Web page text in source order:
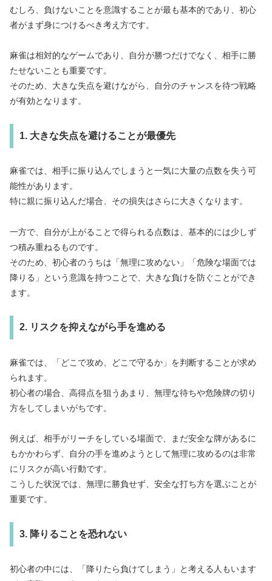
むしろ、負けないことを意識することが最も基本的であり、初心
者がまず身につけるべき考え方です。
麻雀は相対的なゲームであり、自分が勝つだけでなく、相手に勝
たせないことも重要です。
そのため、大きな失点を避けながら、自分のチャンスを待つ戦略
が有効となります。
1. 大きな失点を避けることが最優先
麻雀では、相手に振り込んでしまうと一気に大量の点数を失う可
能性があります。
特に親に振り込んだ場合、その損失はさらに大きくなります。
一方で、自分が上がることで得られる点数は、基本的には少しず
つ積み重ねるものです。
そのため、初心者のうちは「無理に攻めない」「危険な場面では
降りる」という意識を持つことで、大きな負けを防ぐことができ
ます。
2. リスクを抑えながら手を進める
麻雀では、「どこで攻め、どこで守るか」を判断することが求め
られます。
初心者の場合、高得点を狙うあまり、無理な待ちや危険牌の切り
方をしてしまいがちです。
例えば、相手がリーチをしている場面で、まだ安全な牌があるに
もかかわらず、自分の手を進めようとして無理に攻めるのは非常
にリスクが高い行動です。
こうした状況では、無理に勝負せず、安全な打ち方を選ぶことが
重要です。
3. 降りることを恐れない
初心者の中には、「降りたら負けてしまう」と考える人もいます